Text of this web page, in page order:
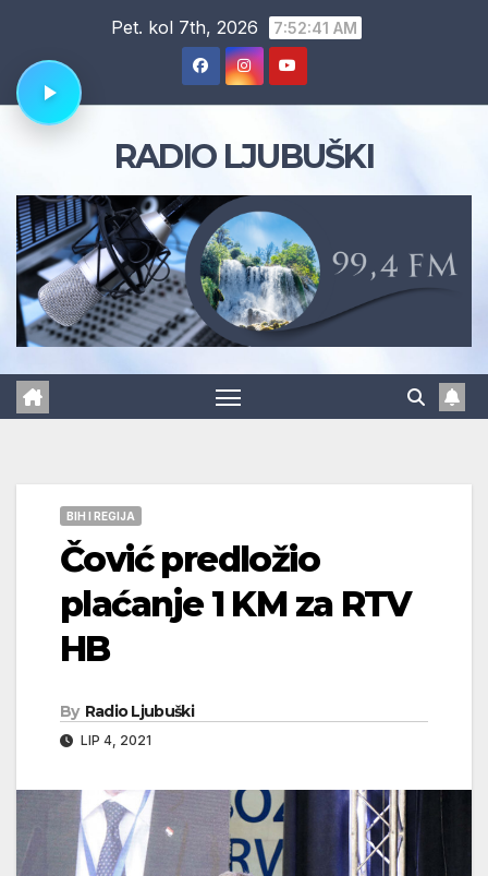
content
Pet. kol 7th, 2026 7:52:41 AM
RADIO LJUBUŠKI
BIH I REGIJA
Čović predložio
plaćanje 1 KM za RTV
HB
By Radio Ljubuški
LIP 4, 2021